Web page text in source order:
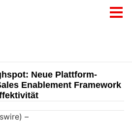
Neue Plattform-
Enablement Framework
–